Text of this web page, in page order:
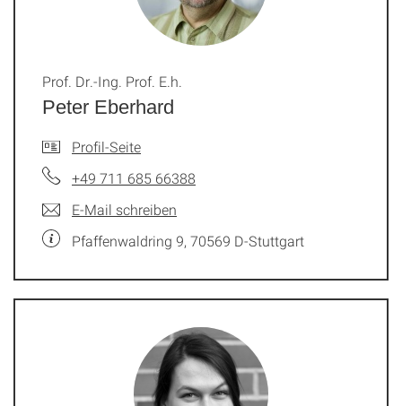
Peter Eberhard
Prof. Dr.-Ing. Prof. E.h.
Profil-Seite
+49 711 685 66388
E-Mail schreiben
Pfaffenwaldring 9, 70569 D-Stuttgart